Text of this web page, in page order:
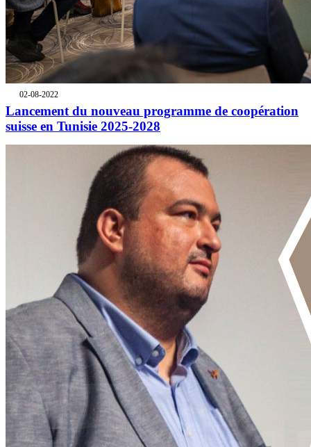
02-08-2022
Lancement du nouveau programme de coopération
suisse en Tunisie 2025-2028